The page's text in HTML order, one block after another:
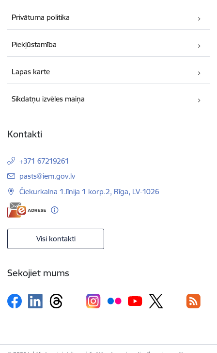
Privātuma politika
Piekļūstamība
Lapas karte
Sīkdatņu izvēles maiņa
Kontakti
+371 67219261
E-pasts:
pasts@iem.gov.lv
Čiekurkalna 1.līnija 1 korp.2, Rīga, LV-1026
Visi kontakti
Sekojiet mums